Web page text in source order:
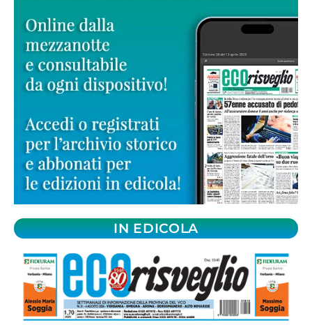
IN EDICOLA